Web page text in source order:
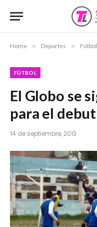
Home » Deportes » Fútbol
FÚTBOL
El Globo se
para el debut
14 de septiembre, 2013